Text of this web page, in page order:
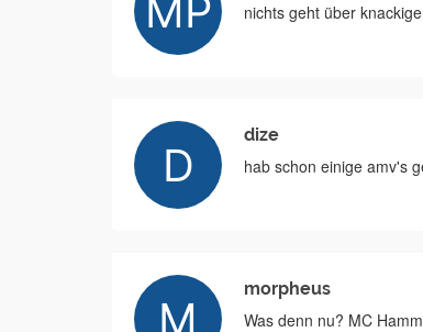
nichts geht über
dize
hab schon einige amv's
morpheus
Was denn nu? MC